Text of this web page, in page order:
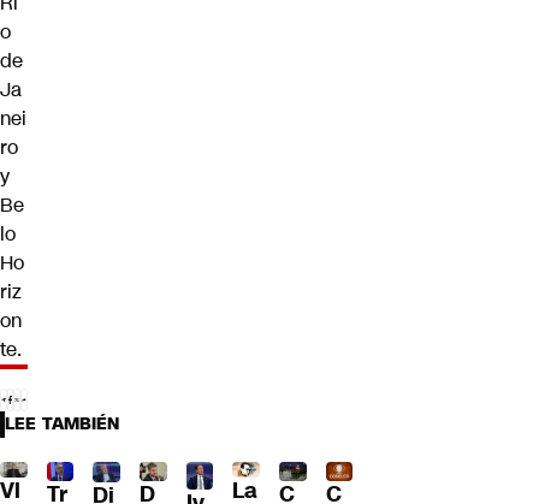
o
de
Ja
nei
ro
y
Be
lo
Ho
riz
on
te.
LEE TAMBIÉN
Vl
Tr
Di
D
La
C
C